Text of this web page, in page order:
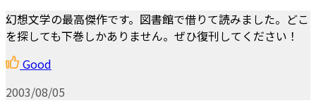
幻想文学の最高傑作です。図書館で借りて読みました。どこ
を探しても下巻しかありません。ぜひ復刊してください！
Good
2003/08/05